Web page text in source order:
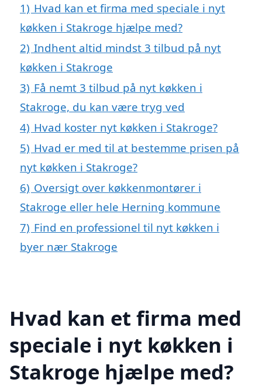
1) Hvad kan et firma med speciale i nyt
køkken i Stakroge hjælpe med?
2) Indhent altid mindst 3 tilbud på nyt
køkken i Stakroge
3) Få nemt 3 tilbud på nyt køkken i
Stakroge, du kan være tryg ved
4) Hvad koster nyt køkken i Stakroge?
5) Hvad er med til at bestemme prisen på
nyt køkken i Stakroge?
6) Oversigt over køkkenmontører i
Stakroge eller hele Herning kommune
7) Find en professionel til nyt køkken i
byer nær Stakroge
Hvad kan et firma med
speciale i nyt køkken i
Stakroge hjælpe med?